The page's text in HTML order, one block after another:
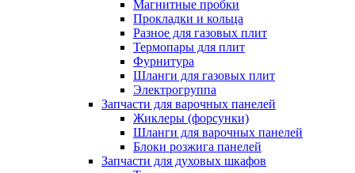
Магнитные пробки
Прокладки и кольца
Разное для газовых плит
Термопары для плит
Фурнитура
Шланги для газовых плит
Электрогруппа
Запчасти для варочных панелей
Жиклеры (форсунки)
Шланги для варочных панелей
Блоки розжига панелей
Запчасти для духовых шкафов